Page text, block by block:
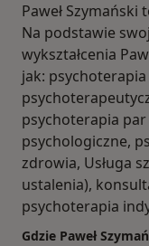
Paweł
Na podstawie
wykształcenia
jak:
psychoterapia
psychologiczne,
zdrowia, Usługa
ustalenia),
psychoterapia
Gdzie Paweł